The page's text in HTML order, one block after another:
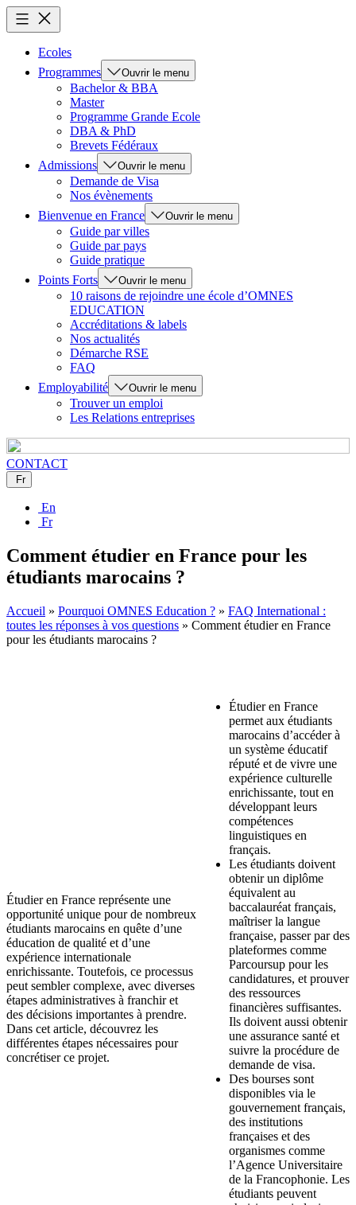
Ecoles
Programmes
Ouvrir le menu
Bachelor & BBA
Master
Programme Grande Ecole
DBA & PhD
Brevets Fédéraux
Admissions
Ouvrir le menu
Demande de Visa
Nos évènements
Bienvenue en France
Ouvrir le menu
Guide par villes
Guide par pays
Guide pratique
Points Forts
Ouvrir le menu
10 raisons de rejoindre une école d’OMNES
EDUCATION
Accréditations & labels
Nos actualités
Démarche RSE
FAQ
Employabilité
Ouvrir le menu
Trouver un emploi
Les Relations entreprises
CONTACT
Fr
En
Fr
Comment étudier en France pour les
étudiants marocains ?
Accueil » Pourquoi OMNES Education ? » FAQ International :
toutes les réponses à vos questions » Comment étudier en France
pour les étudiants marocains ?
Étudier en France représente une
opportunité unique pour de nombreux
étudiants marocains en quête d’une
éducation de qualité et d’une
expérience internationale
enrichissante. Toutefois, ce processus
peut sembler complexe, avec diverses
étapes administratives à franchir et
des décisions importantes à prendre.
Dans cet article, découvrez les
différentes étapes nécessaires pour
concrétiser ce projet.
Étudier en France
permet aux étudiants
marocains d’accéder à
un système éducatif
réputé et de vivre une
expérience culturelle
enrichissante, tout en
développant leurs
compétences
linguistiques en
français.
Les étudiants doivent
obtenir un diplôme
équivalent au
baccalauréat français,
maîtriser la langue
française, passer par des
plateformes comme
Parcoursup pour les
candidatures, et prouver
des ressources
financières suffisantes.
Ils doivent aussi obtenir
une assurance santé et
suivre la procédure de
demande de visa.
Des bourses sont
disponibles via le
gouvernement français,
des institutions
françaises et des
organismes comme
l’Agence Universitaire
de la Francophonie. Les
étudiants peuvent